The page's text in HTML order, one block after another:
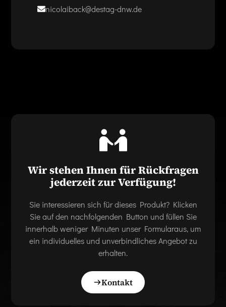
nicolaiback@destag-dnw.de
Wir stehen Ihnen für Rückfragen
jederzeit zur Verfügung!
Sie interessieren sich für dieses Produkt? Klicken
Sie auf den nachfolgenden Button und füllen Sie
innerhalb weniger Minuten unser Formularaus, um
ein individuelles und unverbindliches Angebot zu
erhalten.
Kontakt